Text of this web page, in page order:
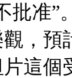
批准”
，預
這個